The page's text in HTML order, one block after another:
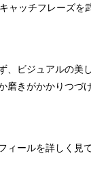
ャッチフレーズを
、ビジュアルの美
磨きがかかりつづ
ィールを詳しく見